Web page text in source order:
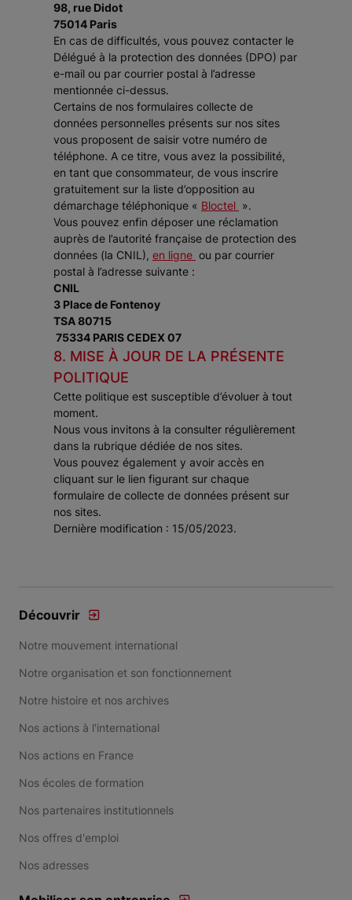
98, rue Didot
75014 Paris
En cas de difficultés, vous pouvez contacter le
Délégué à la protection des données (DPO) par
e-mail ou par courrier postal à l’adresse
mentionnée ci-dessus.
Certains de nos formulaires collecte de
données personnelles présents sur nos sites
vous proposent de saisir votre numéro de
téléphone. A ce titre, vous avez la possibilité,
en tant que consommateur, de vous inscrire
gratuitement sur la liste d’opposition au
démarchage téléphonique « Bloctel ».
Vous pouvez enfin déposer une réclamation
auprès de l’autorité française de protection des
données (la CNIL), en ligne ou par courrier
postal à l’adresse suivante :
CNIL
3 Place de Fontenoy
TSA 80715
75334 PARIS CEDEX 07
8. MISE À JOUR DE LA PRÉSENTE
POLITIQUE
Cette politique est susceptible d’évoluer à tout
moment.
Nous vous invitons à la consulter régulièrement
dans la rubrique dédiée de nos sites.
Vous pouvez également y avoir accès en
cliquant sur le lien figurant sur chaque
formulaire de collecte de données présent sur
nos sites.
Dernière modification : 15/05/2023.
Découvrir
Notre mouvement international
Notre organisation et son fonctionnement
Notre histoire et nos archives
Nos actions à l'international
Nos actions en France
Nos écoles de formation
Nos partenaires institutionnels
Nos offres d'emploi
Nos adresses